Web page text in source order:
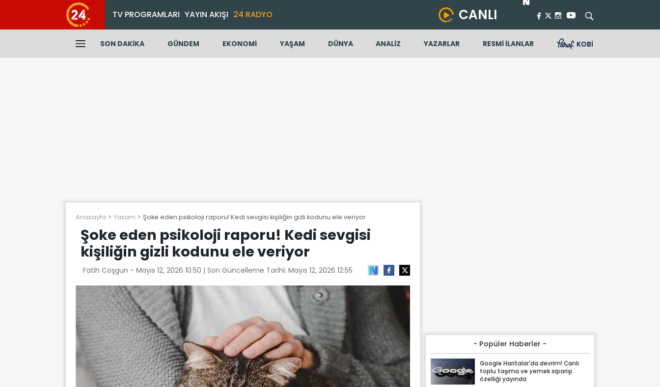
TV PROGRAMLARI YAYIN AKIŞI 24 RADYO CANLI
SON DAKİKA GÜNDEM EKONOMİ YAŞAM DÜNYA ANALİZ YAZARLAR RESMİ İLANLAR KOBİ
Anasayfa Yasam Şoke eden psikoloji raporu! Kedi sevgisi kişiliğin gizli kodunu ele veriyor
Şoke eden psikoloji raporu! Kedi sevgisi
kişiliğin gizli kodunu ele veriyor
Fatih Coşgun - Mayıs 12, 2026 10:50 | Son Güncelleme Tarihi: Mayıs 12, 2026 12:55
- Popüler Haberler -
Google Haritalar'da devrim! Canlı
toplu taşıma ve yemek siparişi
özelliği yayında